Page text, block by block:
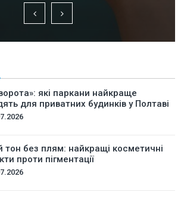
які паркани найкраще
для приватних будинків у Полтаві
тон без плям: найкращі косметичні
проти пігментації